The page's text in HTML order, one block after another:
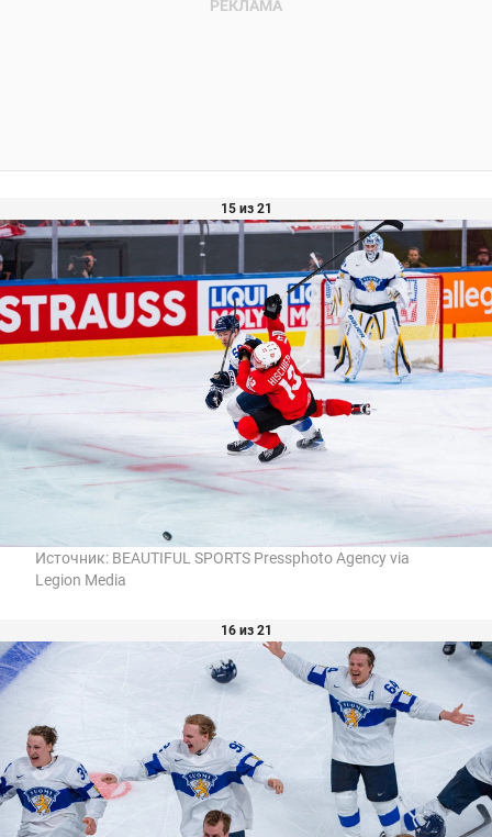
15 из 21
Источник: BEAUTIFUL SPORTS Pressphoto Agency via
Legion Media
16 из 21